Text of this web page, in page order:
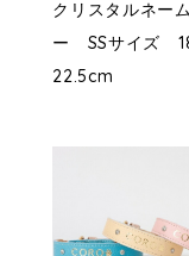
クリスタルネー
ー SSサイズ
22.5cm